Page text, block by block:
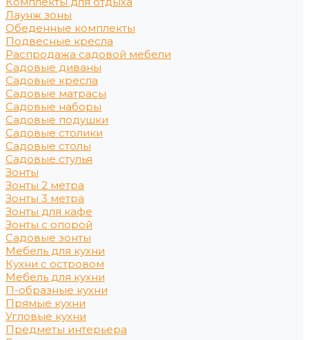
Лаунж зоны
Обеденные комплекты
Подвесные кресла
Распродажа садовой мебели
Садовые диваны
Садовые кресла
Садовые матрасы
Садовые наборы
Садовые подушки
Садовые столики
Садовые столы
Садовые стулья
Зонты
Зонты 2 метра
Зонты 3 метра
Зонты для кафе
Зонты с опорой
Садовые зонты
Мебель для кухни
Кухни с островом
Мебель для кухни
П-образные кухни
Прямые кухни
Угловые кухни
Предметы интерьера